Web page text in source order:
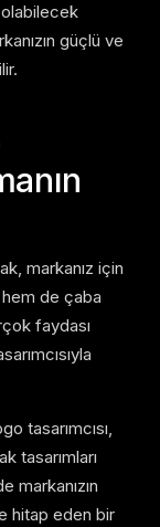
olabilecek
güçlü ve
markanız için
de çaba
faydası
tasarımcısı,
tasarımları
markanızın
hitap eden bir